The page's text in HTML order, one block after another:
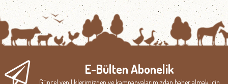
E-Bülten Abonelik
Güncel yeniliklerimizden ve kampanyalarımızdan haber almak için